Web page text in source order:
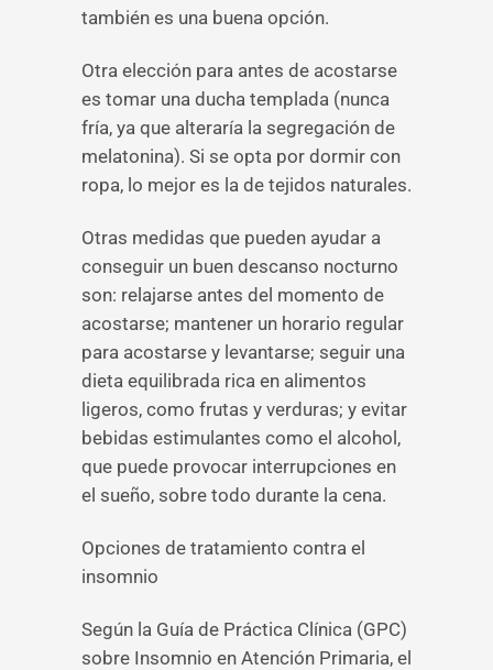
también es una buena opción.
Otra elección para antes de acostarse
es tomar una ducha templada (nunca
fría, ya que alteraría la segregación de
melatonina). Si se opta por dormir con
ropa, lo mejor es la de tejidos naturales.
Otras medidas que pueden ayudar a
conseguir un buen descanso nocturno
son: relajarse antes del momento de
acostarse; mantener un horario regular
para acostarse y levantarse; seguir una
dieta equilibrada rica en alimentos
ligeros, como frutas y verduras; y evitar
bebidas estimulantes como el alcohol,
que puede provocar interrupciones en
el sueño, sobre todo durante la cena.
Opciones de tratamiento contra el
insomnio
Según la Guía de Práctica Clínica (GPC)
sobre Insomnio en Atención Primaria, el